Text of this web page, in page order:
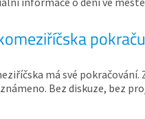
má své pokračování.
Bez diskuze, bez